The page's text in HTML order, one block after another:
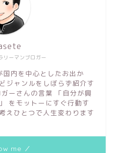
リーマンブロガー
内を中心としたお出か
ジャンルをしぼらず紹介す
ーさんの言葉 「自分が興
をモットーにすぐ行動す
えひとつで人生変わります
me ／